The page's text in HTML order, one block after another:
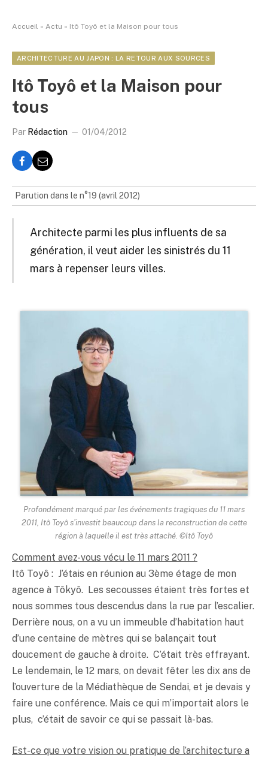
Accueil » Actu » Itô Toyô et la Maison pour tous
ARCHITECTURE AU JAPON : LA RETOUR AUX SOURCES
Itô Toyô et la Maison pour
tous
Par Rédaction 01/04/2012
Parution dans le n°19 (avril 2012)
Architecte parmi les plus influents de sa
génération, il veut aider les sinistrés du 11
mars à repenser leurs villes.
Profondément marqué par les événements tragiques du 11 mars
2011, Itô Toyô s’investit beaucoup dans la reconstruction de cette
région à laquelle il est très attaché. ©Itô Toyô
Comment avez-vous vécu le 11 mars 2011 ?
Itô Toyô : J’étais en réunion au 3ème étage de mon
agence à Tôkyô. Les secousses étaient très fortes et
nous sommes tous descendus dans la rue par l’escalier.
Derrière nous, on a vu un immeuble d’habitation haut
d’une centaine de mètres qui se balançait tout
doucement de gauche à droite. C’était très effrayant.
Le lendemain, le 12 mars, on devait fêter les dix ans de
l’ouverture de la Médiathèque de Sendai, et je devais y
faire une conférence. Mais ce qui m’importait alors le
plus, c’était de savoir ce qui se passait là-bas.
Est-ce que votre vision ou pratique de l’architecture a